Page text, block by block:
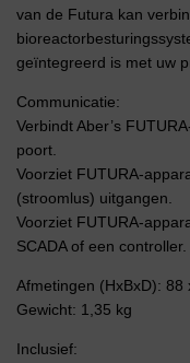
van de Futura kan
geïntegreerd is met uw
Communicatie:
Verbindt Aber’s
poort.
Voorziet FUTURA-
(stroomlus) uitgangen.
Voorziet FUTURA-
SCADA of een controller.
Afmetingen (HxBxD): 88
Gewicht: 1,35 kg
Inclusief: